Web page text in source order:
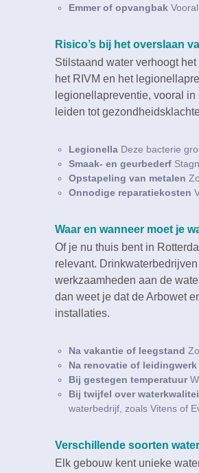
Emmer of opvangbak
Risico’s bij het overslaan
Stilstaand water verhoogt
het RIVM en het
legionellapreventie, vooral
leiden tot
Legionella Deze bacterie
Smaak- en geurbederf
Opstapeling van metalen
Onnodige reparatiekosten
Waar en wanneer moet je
Of je nu thuis bent in
relevant.​
werkzaamheden aan de
dan weet je dat de Arbowet
installaties.​
Na vakantie of leegstand
Na renovatie of leidingwerk
Bij gestegen temperatuur
Bij twijfel over
waterbedrijf, zoals Vitens of
Verschillende soorten
Elk gebouw kent unieke